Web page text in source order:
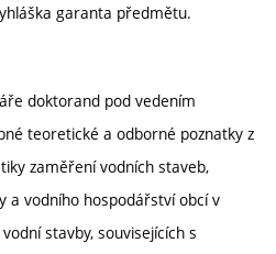
garanta předmětu.
doktorand pod vedením
teoretické a odborné poznatky z
zaměření vodních staveb,
a vodního hospodářství obcí v
stavby, souvisejících s